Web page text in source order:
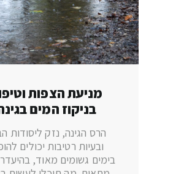
מניעת הצפות
בניקוז המים
הרס הגינה, נזק ליסודות
ובעיות רטיבות יכולים
בימים גשומים מאוד, בהיעדר